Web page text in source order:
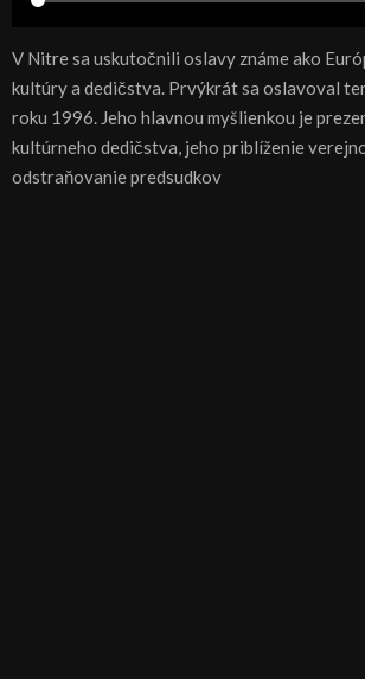
V Nitre sa uskutočnili oslavy známe ako
kultúry a dedičstva. Prvýkrát sa oslavoval
roku 1996. Jeho hlavnou myšlienkou je
kultúrneho dedičstva, jeho priblíženie
odstraňovanie predsudkov